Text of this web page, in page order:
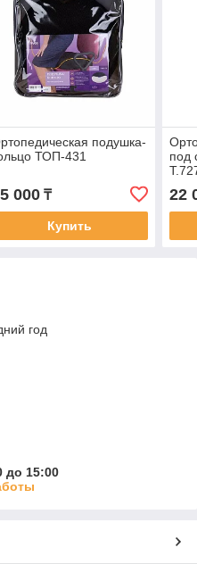
подушка-
ТОП-431
000₸
Купить
под
22
год
до 15:00